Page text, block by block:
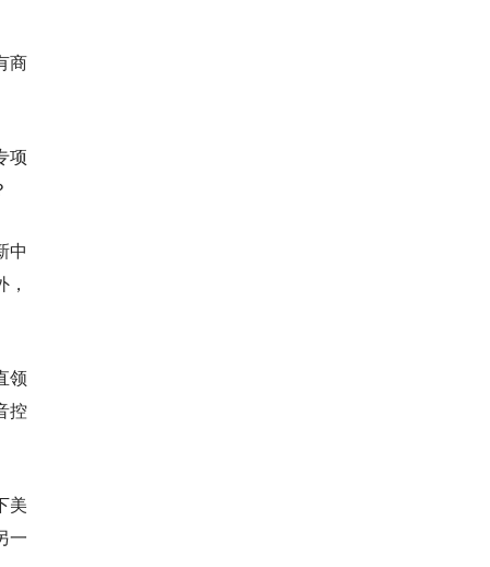
商
项
中
领
控
美
一